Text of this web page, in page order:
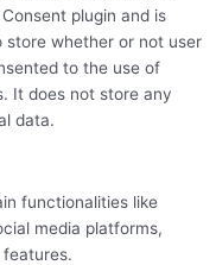
plugin and is
store whether or not user
to the use of
It does not store any
data.
functionalities like
media platforms,